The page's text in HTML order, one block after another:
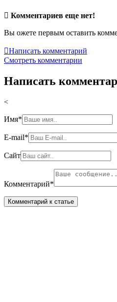
 Комментариев еще нет!
Вы ожете первым оставить
Написать комментарий
Смотреть комментарии
Написать
<
Имя*
E-mail*
Сайт
Комментарий*